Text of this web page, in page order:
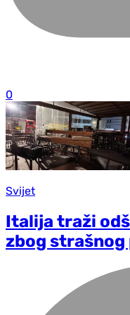
0
Svijet
Italija traži
zbog